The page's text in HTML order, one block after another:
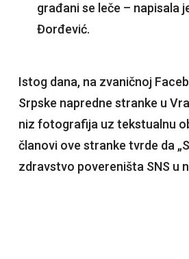
građani se leče – napisala
Đorđević.
Istog dana, na zvaničnoj
Srpske napredne stranke u
niz fotografija uz tekstualnu
članovi ove stranke tvrde da
zdravstvo povereništa SNS u